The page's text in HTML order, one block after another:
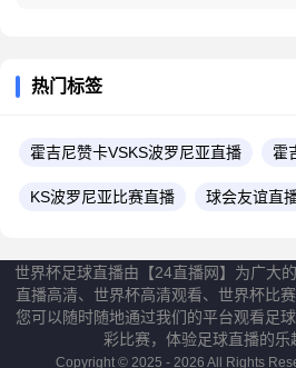
热门标签
霍吉尼赞卡VSKS波罗尼亚直播 霍
KS波罗尼亚比赛直播 球会友谊直
世界杯足球直播由【24直播网】为广大
直播高清、世界杯高清观看、世界杯比
您可以随时随地通过我们的平台观看足
彩比赛，体验足球直播的乐
Copyright © 2025 - 2026 All Rights